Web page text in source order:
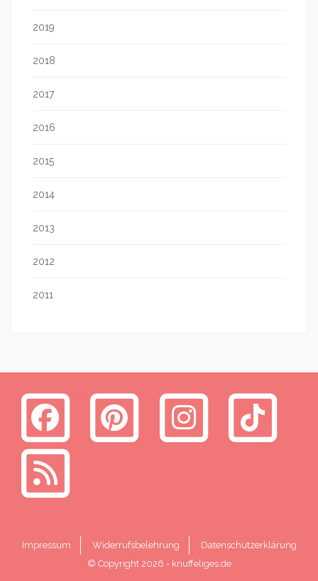
2019
2018
2017
2016
2015
2014
2013
2012
2011
Impressum Widerrufsbelehrung
Datenschutzerklärung
© Copyright 2026 - knuffeliges.de